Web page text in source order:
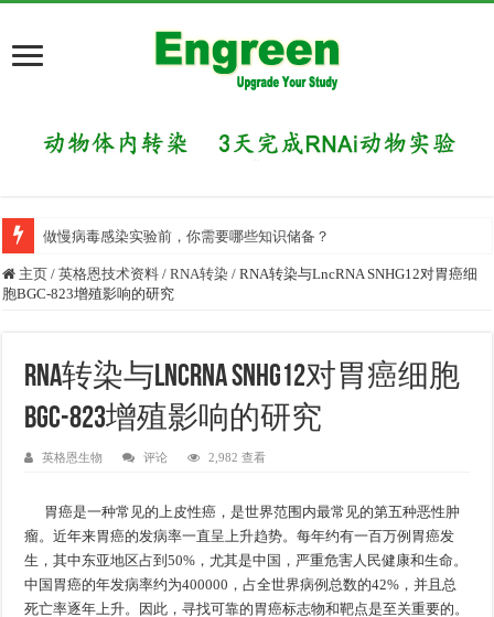
做慢病毒感染实验前，你需要哪些知识储备？
主页 / 英格恩技术资料 / RNA转染 / RNA转染与LncRNA SNHG12对胃癌细
胞BGC-823增殖影响的研究
RNA转染与LncRNA SNHG12对胃癌细胞
BGC-823增殖影响的研究
英格恩生物 评论 2,982 查看
胃癌是一种常见的上皮性癌，是世界范围内最常见的第五种恶性肿
瘤。近年来胃癌的发病率一直呈上升趋势。每年约有一百万例胃癌发
生，其中东亚地区占到50%，尤其是中国，严重危害人民健康和生命。
中国胃癌的年发病率约为400000，占全世界病例总数的42%，并且总
死亡率逐年上升。因此，寻找可靠的胃癌标志物和靶点是至关重要的。